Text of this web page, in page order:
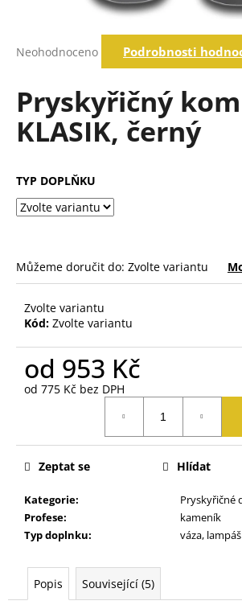
hodnocení
0,0
Neohodnoceno Podrobnosti
Pryskyřičný
KLASIK, černý
TYP DOPLŇKU
Můžeme doručit do: Zvolte variantu
Zvolte variantu
Kód: Zvolte variantu
od 953 Kč
od 775 Kč bez DPH
Kategorie:
Pryskyřičné
Profese:
kameník
Typ doplnku: váza, lampáš
Zeptat se Hlídat
Popis Související (5)
j
í
?
p
o
u
u
e